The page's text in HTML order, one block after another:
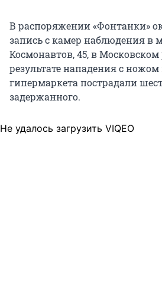
В распоряжении «Фонтанки»
запись с камер наблюдения в
Космонавтов, 45, в Московском
результате нападения с ножом
гипермаркета пострадали
задержанного.
Не удалось загрузить VIQEO